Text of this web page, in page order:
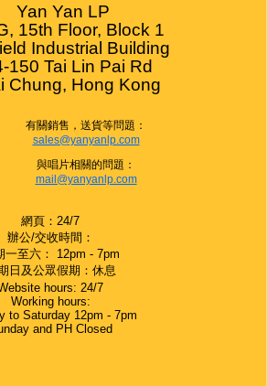
Yan Yan LP
15th Floor, Block 1
Industrial Building
150 Tai Lin Pai Rd
Chung, Hong Kong
有關銷售，送貨等問題：
sales@yanyanlp.com
與唱片相關的問題：
mail@yanyanlp.com
網頁：24/7
辦公/交收時間：
一至六： 12pm - 7pm
日及公眾假期：休息
hours: 24/7
Working hours:
to Saturday 12pm - 7pm
and PH Closed